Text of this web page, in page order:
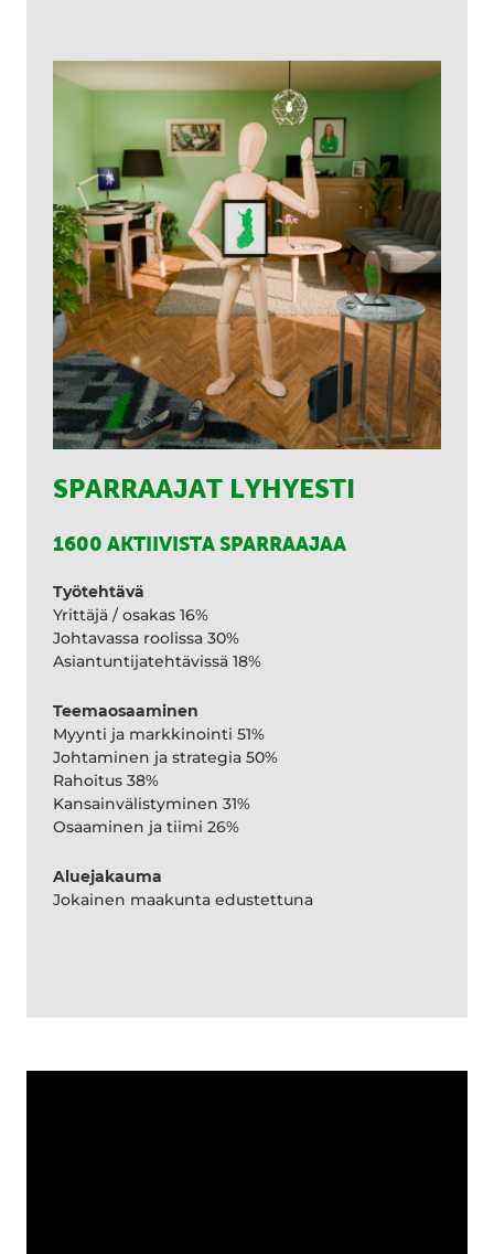
SPARRAAJAT LYHYESTI
1600 AKTIIVISTA SPARRAAJAA
Työtehtävä
Yrittäjä / osakas 16%
Johtavassa roolissa 30%
Asiantuntijatehtävissä 18%
Teemaosaaminen
Myynti ja markkinointi 51%
Johtaminen ja strategia 50%
Rahoitus 38%
Kansainvälistyminen 31%
Osaaminen ja tiimi 26%
Aluejakauma
Jokainen maakunta edustettuna